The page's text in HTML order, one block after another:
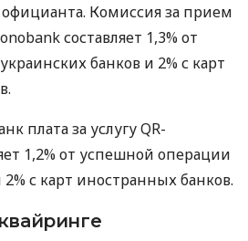
Комиссия за прием
составляет 1,3% от
банков и 2% с карт
плата за услугу QR-
1,2% от успешной операции
с карт иностранных банков.